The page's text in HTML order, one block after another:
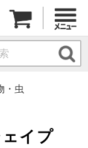
・虫
イプ